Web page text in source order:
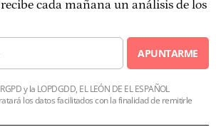
cada mañana un análisis de los
APUNTARME
y la LOPDGDD, EL LEÓN DE EL ESPAÑOL
los datos facilitados con la finalidad de remitirle